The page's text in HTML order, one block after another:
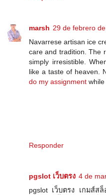
marsh 29 de febrero
Navarrese artisan ice
care and tradition. The
simply irresistible.
like a taste of heaven.
do my assignment while
Responder
pgslot เว็บตรง 4 de
pgslot เว็บตรง เกมส์ส